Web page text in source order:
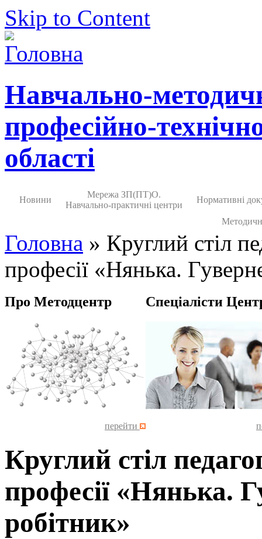
Skip to Content
Навчально-
професійно-
області
Новини
Мережа ЗП(ПТ)О.
Навчально-практичні центри
Нормативні
Головна » Круглий стіл
професії «Нянька.
Про Методцентр
перейти
Спеціалісти
Круглий стіл
професії «Нянька.
робітник»